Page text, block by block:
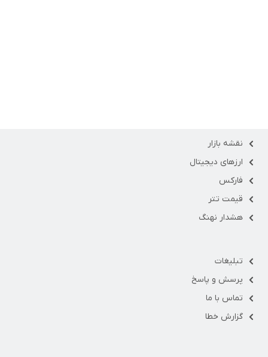
نقشه بازار
ارزهای دیجیتال
فارکس
قیمت تتر
هشدار نهنگ
تبلیغات
پرسش و پاسخ
تماس با ما
گزارش خطا